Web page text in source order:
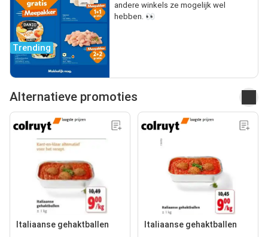
Trending
andere winkels ze mogelijk wel
hebben. 👀
Alternatieve promoties
Italiaanse gehaktballen Italiaanse gehaktballen